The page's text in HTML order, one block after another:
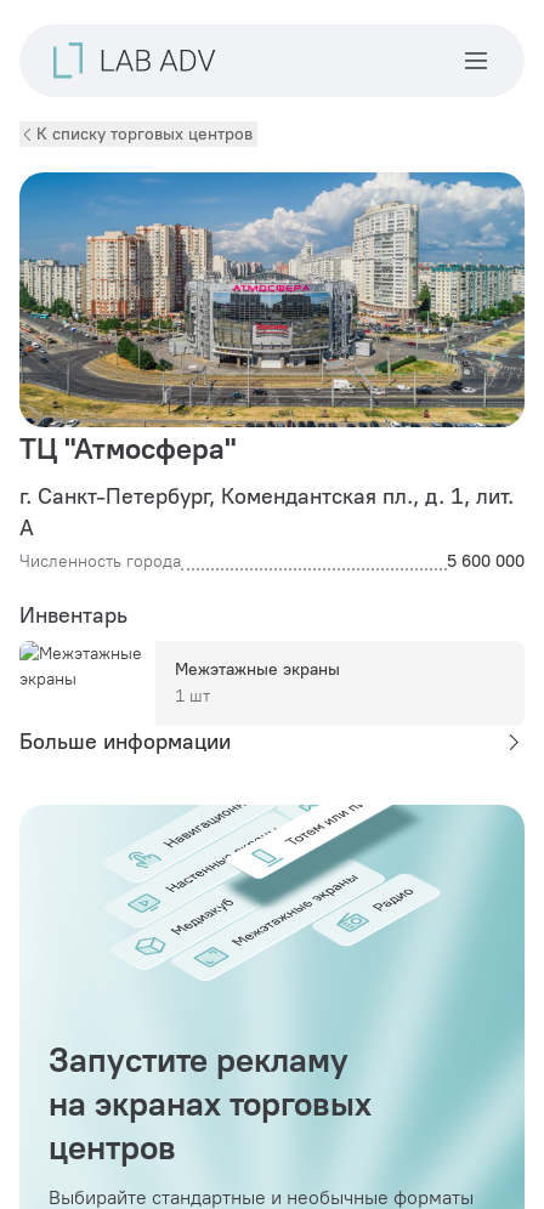
К списку торговых центров
Инвентарь
Межэтажные экраны
1 шт
ТЦ "Атмосфера"
г. Санкт-Петербург, Комендантская пл., д. 1, лит.
А
Численность города 5 600 000
Больше информации
Запустите рекламу
на экранах торговых
центров
Выбирайте стандартные и необычные форматы